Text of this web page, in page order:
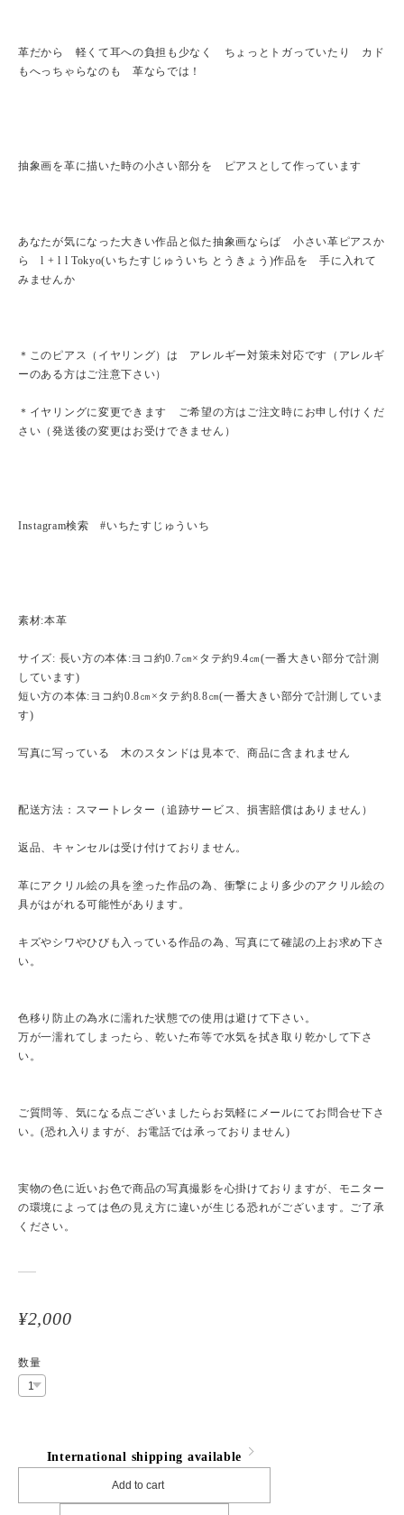
革だから 軽くて耳への負担も少なく ちょっとトガっていたり カド
もへっちゃらなのも 革ならでは！
抽象画を革に描いた時の小さい部分を ピアスとして作っています
あなたが気になった大きい作品と似た抽象画ならば 小さい革ピアスか
ら l + l l Tokyo(いちたすじゅういち とうきょう)作品を 手に入れて
みませんか
＊このピアス（イヤリング）は アレルギー対策未対応です（アレルギ
ーのある方はご注意下さい）
＊イヤリングに変更できます ご希望の方はご注文時にお申し付けくだ
さい（発送後の変更はお受けできません）
Instagram検索 #いちたすじゅういち
素材:本革
サイズ: 長い方の本体:ヨコ約0.7㎝×タテ約9.4㎝(一番大きい部分で計測
しています)
短い方の本体:ヨコ約0.8㎝×タテ約8.8㎝(一番大きい部分で計測していま
す)
写真に写っている 木のスタンドは見本で、商品に含まれません
配送方法：スマートレター（追跡サービス、損害賠償はありません）
返品、キャンセルは受け付けておりません。
革にアクリル絵の具を塗った作品の為、衝撃により多少のアクリル絵の
具がはがれる可能性があります。
キズやシワやひびも入っている作品の為、写真にて確認の上お求め下さ
い。
色移り防止の為水に濡れた状態での使用は避けて下さい。
万が一濡れてしまったら、乾いた布等で水気を拭き取り乾かして下さ
い。
ご質問等、気になる点ございましたらお気軽にメールにてお問合せ下さ
い。(恐れ入りますが、お電話では承っておりません)
実物の色に近いお色で商品の写真撮影を心掛けておりますが、モニター
の環境によっては色の見え方に違いが生じる恐れがございます。ご了承
ください。
¥2,000
数量
International shipping available
Add to cart